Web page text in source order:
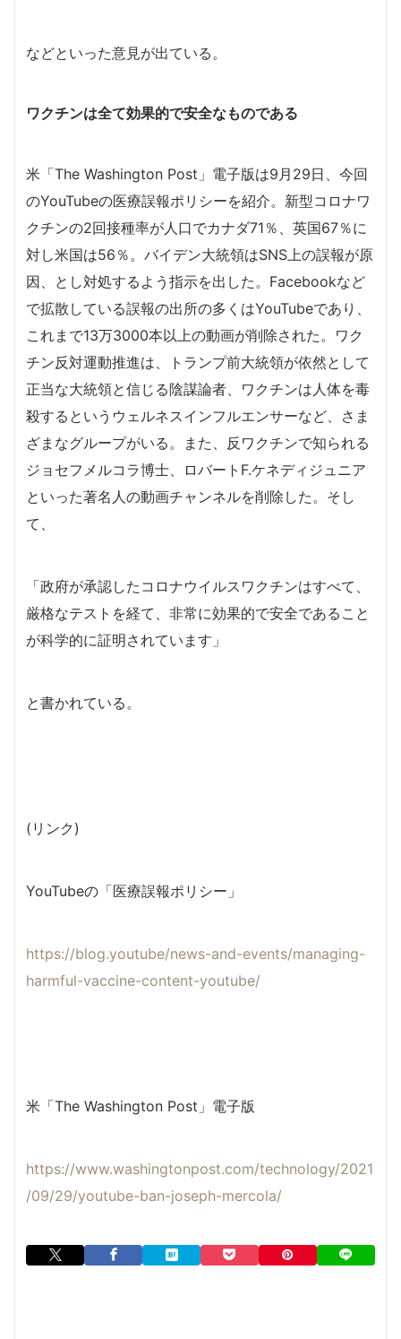
などといった意見が出ている。
ワクチンは全て効果的で安全なものである
米「The Washington Post」電子版は9月29日、今回
のYouTubeの医療誤報ポリシーを紹介。新型コロナワ
クチンの2回接種率が人口でカナダ71％、英国67％に
対し米国は56％。バイデン大統領はSNS上の誤報が原
因、とし対処するよう指示を出した。Facebookなど
で拡散している誤報の出所の多くはYouTubeであり、
これまで13万3000本以上の動画が削除された。ワク
チン反対運動推進は、トランプ前大統領が依然として
正当な大統領と信じる陰謀論者、ワクチンは人体を毒
殺するというウェルネスインフルエンサーなど、さま
ざまなグループがいる。また、反ワクチンで知られる
ジョセフメルコラ博士、ロバートF.ケネディジュニア
といった著名人の動画チャンネルを削除した。そし
て、
「政府が承認したコロナウイルスワクチンはすべて、
厳格なテストを経て、非常に効果的で安全であること
が科学的に証明されています」
と書かれている。
(リンク)
YouTubeの「医療誤報ポリシー」
https://blog.youtube/news-and-events/managing-
harmful-vaccine-content-youtube/
米「The Washington Post」電子版
https://www.washingtonpost.com/technology/2021
/09/29/youtube-ban-joseph-mercola/